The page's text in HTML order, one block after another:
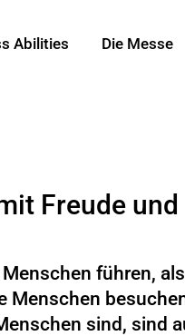
Abilities Die Messe
Freude
führen,
Menschen
sind, sind